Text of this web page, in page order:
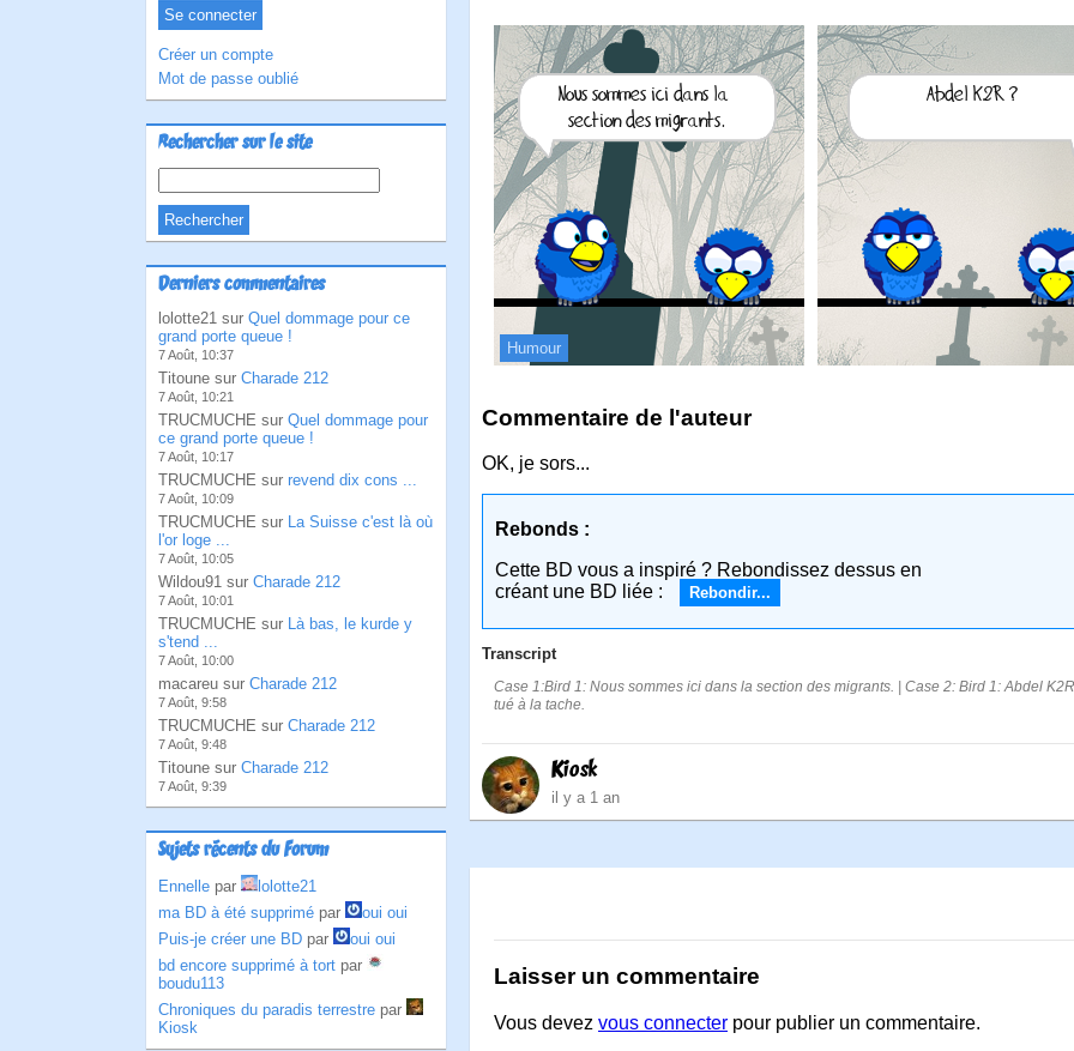
Créer un compte
Mot de passe oublié
Rechercher sur le site
Derniers commentaires
lolotte21 sur Quel dommage pour ce
grand porte queue !
7 Août, 10:37
Titoune sur Charade 212
7 Août, 10:21
TRUCMUCHE sur Quel dommage pour
ce grand porte queue !
7 Août, 10:17
TRUCMUCHE sur revend dix cons ...
7 Août, 10:09
TRUCMUCHE sur La Suisse c'est là où
l'or loge ...
7 Août, 10:05
Wildou91 sur Charade 212
7 Août, 10:01
TRUCMUCHE sur Là bas, le kurde y
s'tend ...
7 Août, 10:00
macareu sur Charade 212
7 Août, 9:58
TRUCMUCHE sur Charade 212
7 Août, 9:48
Titoune sur Charade 212
7 Août, 9:39
Sujets récents du Forum
Ennelle par
lolotte21
ma BD à été supprimé par
oui oui
Puis-je créer une BD par
oui oui
bd encore supprimé à tort par
boudu113
Chroniques du paradis terrestre par
Kiosk
Humour
Commentaire de l'auteur
OK, je sors...
Rebonds :
Cette BD vous a inspiré ? Rebondissez dessus en
créant une BD liée :
Rebondir...
Transcript
Case 1:Bird 1: Nous sommes ici dans la section des migrants. | Case 2: Bird 1: Abdel
tué à la tache.
Kiosk
il y a 1 an
Laisser un commentaire
Vous devez vous connecter pour publier un commentaire.